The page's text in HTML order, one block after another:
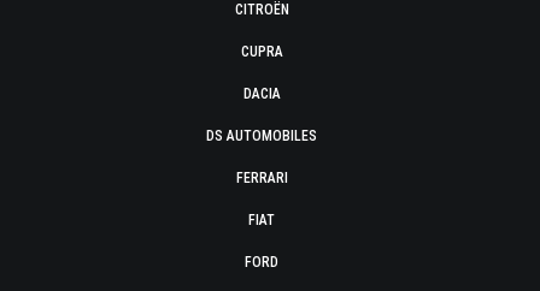
CITROËN
CUPRA
DACIA
DS AUTOMOBILES
FERRARI
FIAT
FORD